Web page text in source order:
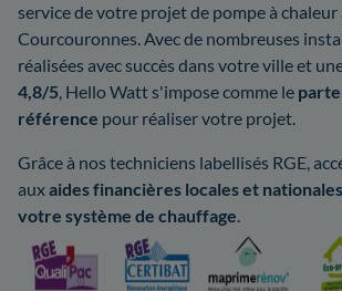
service de votre projet de pompe à chaleur
Courcouronnes. Avec de nombreuses
réalisées avec succès dans votre ville et
4,8/5, Hello Watt s'impose comme le
référence pour réaliser votre projet.
Grâce à nos techniciens labellisés RGE,
auxaidesfinancières localeset nationales
votre système de chauffage.